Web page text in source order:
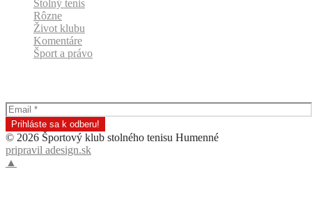
Stolný tenis
Rôzne
Život klubu
Komentáre
Šport a právo
© 2026 Športový klub stolného tenisu Humenné
pripravil adesign.sk
▲